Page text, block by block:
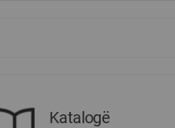
Katalogë